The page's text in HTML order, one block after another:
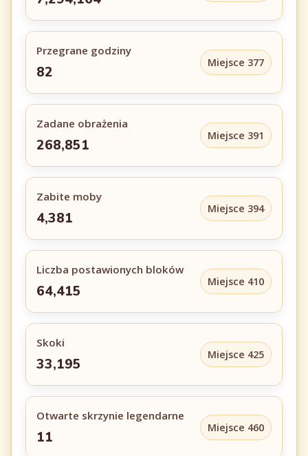
Przegrane godziny
82
Miejsce 377
Zadane obrażenia
268,851
Miejsce 391
Zabite moby
4,381
Miejsce 394
Liczba postawionych bloków
64,415
Miejsce 410
Skoki
33,195
Miejsce 425
Otwarte skrzynie legendarne
11
Miejsce 460